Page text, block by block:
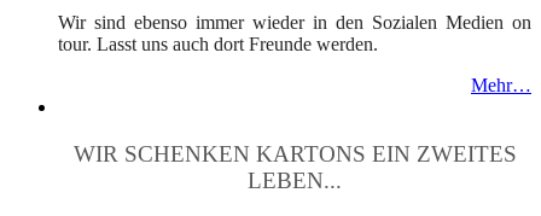
Wir sind ebenso immer wieder in den Sozialen Medien on
tour. Lasst uns auch dort Freunde werden.
Mehr…
WIR SCHENKEN KARTONS EIN ZWEITES
LEBEN...